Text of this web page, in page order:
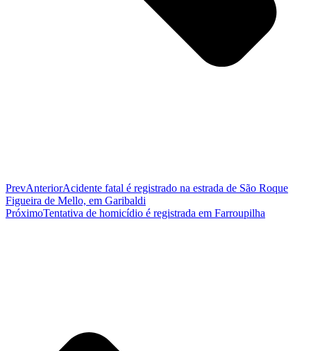
PrevAnteriorAcidente fatal é registrado na estrada de São Roque
Figueira de Mello, em Garibaldi
PróximoTentativa de homicídio é registrada em Farroupilha